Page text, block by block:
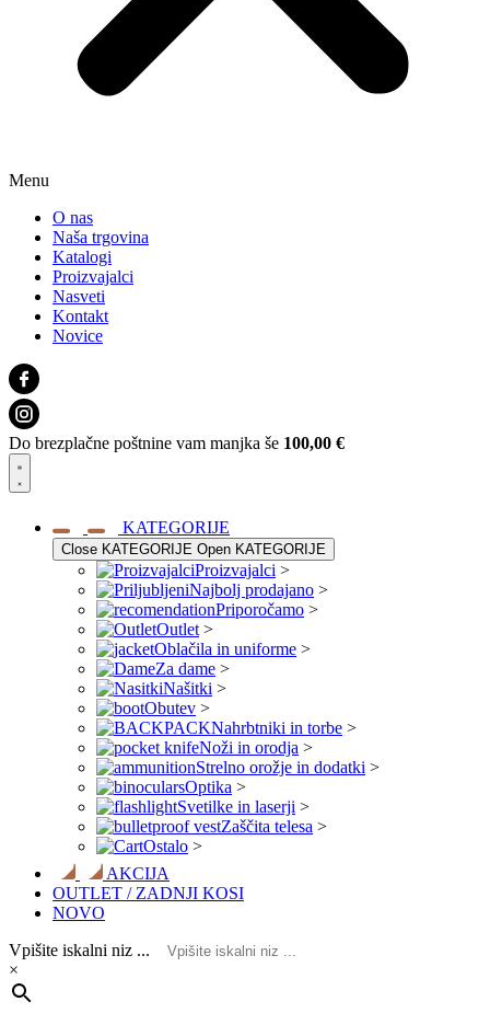
Menu
O nas
Naša trgovina
Katalogi
Proizvajalci
Nasveti
Kontakt
Novice
Do brezplačne poštnine vam manjka še 100,00 €
KATEGORIJE
Close KATEGORIJE Open KATEGORIJE
Proizvajalci >
Najbolj prodajano >
Priporočamo >
Outlet >
Oblačila in uniforme >
Za dame >
Našitki >
Obutev >
Nahrbtniki in torbe >
Noži in orodja >
Strelno orožje in dodatki >
Optika >
Svetilke in laserji >
Zaščita telesa >
Ostalo >
AKCIJA
OUTLET / ZADNJI KOSI
NOVO
Vpišite iskalni niz ...
×